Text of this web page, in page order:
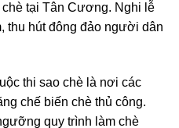
tại Tân Cương. Nghi lễ
thu hút đông đảo người dân
thi sao chè là nơi các
chế biến chè thủ công.
quy trình làm chè